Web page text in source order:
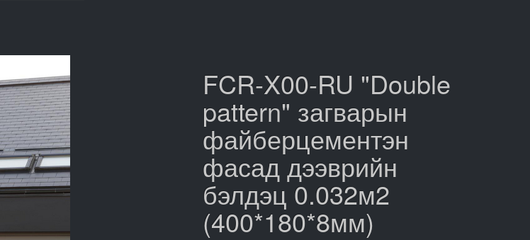
FCR-X00-RU "Double
pattern" загварын
файберцементэн
фасад дээврийн
бэлдэц 0.032м2
(400*180*8мм)